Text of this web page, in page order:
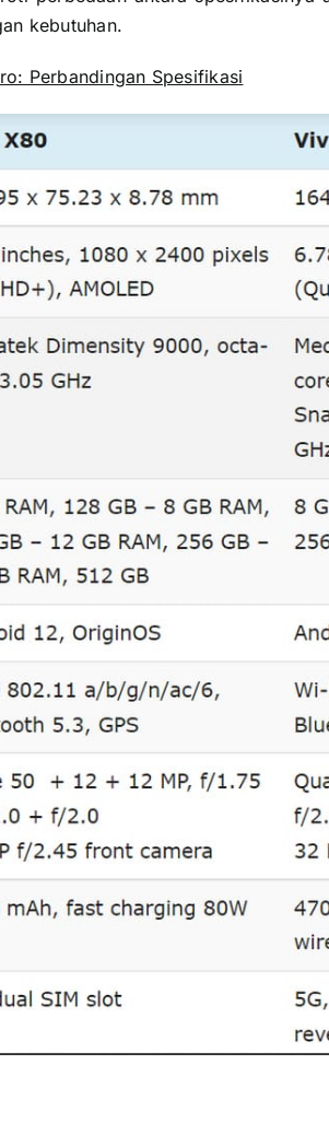
kebutuhan.
Perbandingan Spesifikasi